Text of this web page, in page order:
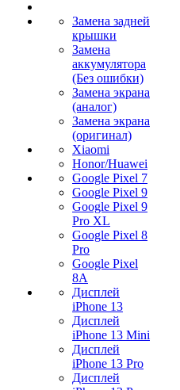
Замена задней
крышки
Замена
аккумулятора
(Без ошибки)
Замена экрана
(аналог)
Замена экрана
(оригинал)
Xiaomi
Honor/Huawei
Google Pixel 7
Google Pixel 9
Google Pixel 9
Pro XL
Google Pixel 8
Pro
Google Pixel
8A
Дисплей
iPhone 13
Дисплей
iPhone 13 Mini
Дисплей
iPhone 13 Pro
Дисплей